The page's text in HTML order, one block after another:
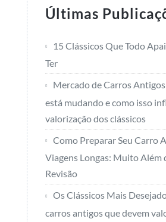
Últimas
15 Clássicos Que Todo
Ter
Mercado de Carros
está mudando e como isso
valorização dos clássicos
Como Preparar Seu Carro
Viagens Longas: Muito Além
Revisão
Os Clássicos Mais
carros antigos que devem